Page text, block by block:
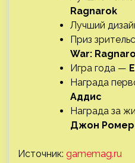
Ragnarok
Лучший
Приз
War:
Игра года —
Награда
Аддис
Награда за
Джон
Источник: gamemag.ru